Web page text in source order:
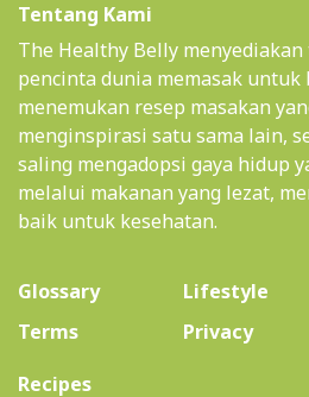
Tentang Kami
The Healthy Belly
pencinta dunia memasak
menemukan resep masakan
menginspirasi satu sama lain,
saling mengadopsi gaya hidup
melalui makanan yang lezat,
baik untuk kesehatan.
Glossary Lifestyle
Terms
Privacy
Recipes(current)